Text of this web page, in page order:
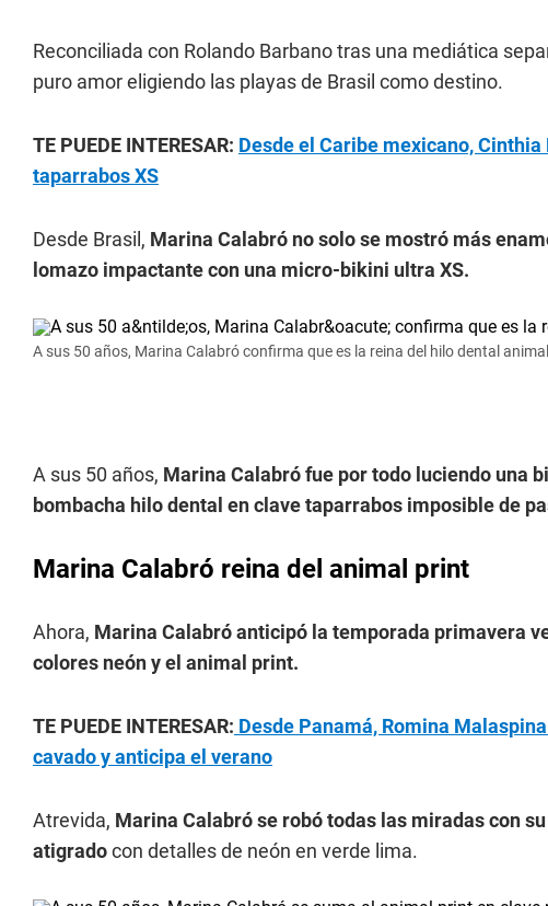
Reconciliada con Rolando Barbano tras una mediática
puro amor eligiendo las playas de Brasil como destino.
TE PUEDE INTERESAR: Desde el Caribe mexicano,
taparrabos XS
Desde Brasil, Marina Calabró no solo se mostró más
lomazo impactante con una micro-bikini ultra XS.
A sus 50 años, Marina Calabró confirma que es la reina del hilo dental
A sus 50 años, Marina Calabró fue por todo luciendo una
bombacha hilo dental en clave taparrabos imposible de
Marina Calabró reina del animal print
Ahora, Marina Calabró anticipó la temporada primavera
colores neón y el animal print.
TE PUEDE INTERESAR: Desde Panamá, Romina
cavado y anticipa el verano
Atrevida, Marina Calabró se robó todas las miradas con
atigradocon detalles de neón en verde lima.